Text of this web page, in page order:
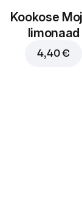
Kookose
limonaad
4,40 €